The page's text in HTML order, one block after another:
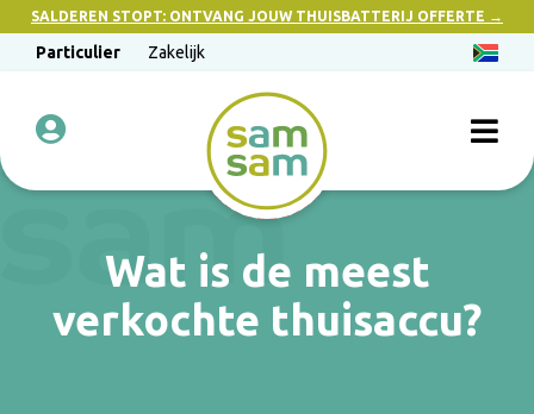
SALDEREN STOPT: ONTVANG JOUW THUISBATTERIJ OFFERTE →
Particulier Zakelijk
Wat is de meest
verkochte thuisaccu?